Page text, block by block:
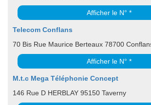
Afficher le N° *
Telecom Conflans
70 Bis Rue Maurice Berteaux 78700
Afficher le N° *
M.t.c Mega Téléphonie Concept
146 Rue D HERBLAY 95150 Taverny